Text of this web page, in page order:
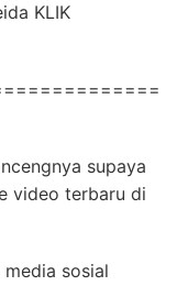
KLIK
supaya
video terbaru di
sosial